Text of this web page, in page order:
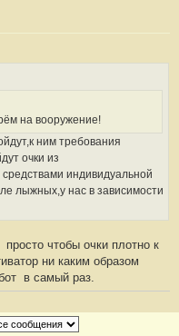
на вооружение!
ним требования
очки из
индивидуальной
лыжных,у нас в зависимости
просто чтобы очки плотно к
ни каким образом
в самый раз.